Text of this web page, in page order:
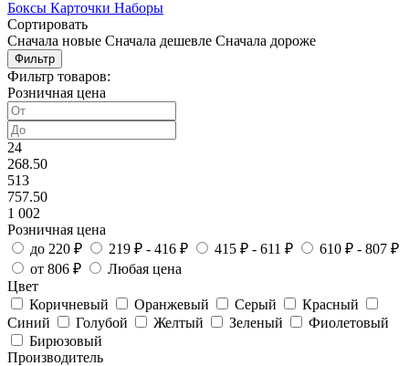
Боксы Карточки Наборы
Сортировать
Сначала новые Сначала дешевле Сначала дороже
Фильтр
Фильтр товаров:
Розничная цена
24
268.50
513
757.50
1 002
Розничная цена
до 220 ₽
219 ₽ - 416 ₽ 415 ₽ - 611 ₽
610 ₽ - 807 ₽
от 806 ₽
Любая цена
Цвет
Коричневый
Оранжевый Серый
Красный
Синий
Голубой Желтый Зеленый
Фиолетовый
Бирюзовый
Производитель